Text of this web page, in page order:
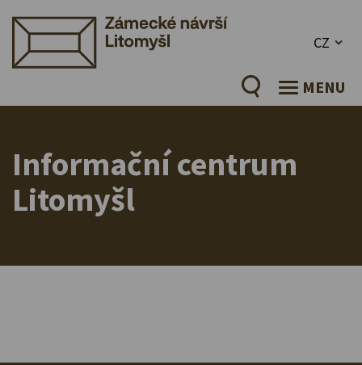
CZ
MENU
Informační centrum
Litomyšl